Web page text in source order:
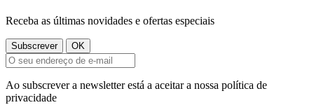
Receba as últimas novidades e ofertas especiais
Ao subscrever a newsletter está a aceitar a nossa política de
privacidade